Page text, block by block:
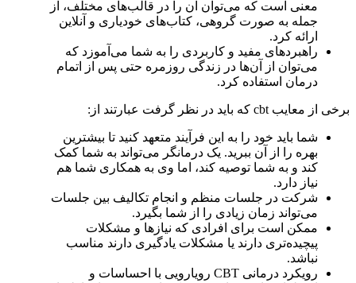
معنی است که می‌توان آن را در قالب‌های مختلف، از
جمله به صورت گروهی، کتاب‌های خودیاری و آنلاین
ارائه کرد.
راهبردهای مفید و کاربردی را به شما می‌آموزد که
می‌توان از آن‌ها در زندگی روزمره حتی پس از اتمام
درمان استفاده کرد.
برخی از معایب cbt که باید در نظر گرفت عبارتند از:
شما باید خود را به این فرآیند متعهد کنید تا بیشترین
بهره را از آن ببرید. یک درمانگر می‌تواند به شما کمک
کند و به شما توصیه کند، اما وی به همکاری شما هم
نیاز دارد.
شرکت در جلسات منظم و انجام تکالیف بین جلسات
می‌تواند زمان زیادی را از شما بگیرد.
ممکن است برای افرادی که نیازها و مشکلات
پیچیده‌تری دارند یا مشکلات یادگیری دارند مناسب
نباشد.
رویکرد درمانی CBT رویارویی با احساسات و